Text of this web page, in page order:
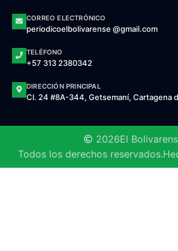
CORREO ELECTRÓNICO
periodicoelbolivarense @gmail.com
TELÉFONO
+57 313 2380342
DIRECCIÓN PRINCIPAL
Cl. 24 #8A-344, Getsemaní, Cartagena
2026El
Todos los derechos reservados.